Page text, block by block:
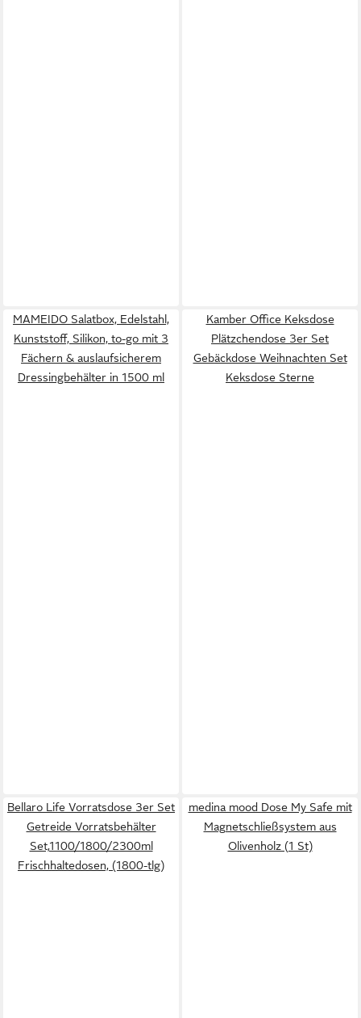
MAMEIDO Salatbox, Edelstahl,
Kunststoff, Silikon, to-go mit 3
Fächern & auslaufsicherem
Dressingbehälter in 1500 ml
Kamber Office Keksdose
Plätzchendose 3er Set
Gebäckdose Weihnachten Set
Keksdose Sterne
Bellaro Life Vorratsdose 3er Set
Getreide Vorratsbehälter
Set,1100/1800/2300ml
Frischhaltedosen, (1800-tlg)
medina mood Dose My Safe mit
Magnetschließsystem aus
Olivenholz (1 St)